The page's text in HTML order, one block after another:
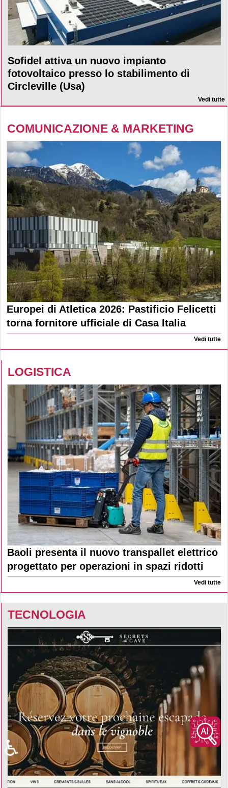
Sofidel attiva un nuovo impianto
fotovoltaico presso lo stabilimento di
Circleville (Usa)
Vedi tutte
COMUNICAZIONE & MARKETING
Europei di Atletica 2026: Pastificio Felicetti
torna fornitore ufficiale di Casa Italia
Vedi tutte
LOGISTICA
Baoli presenta il nuovo transpallet elettrico
progettato per operazioni in spazi ridotti
Vedi tutte
TECNOLOGIA